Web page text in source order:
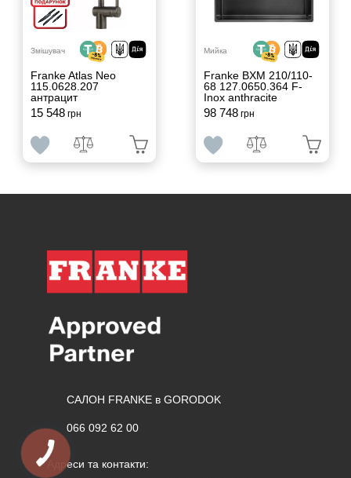
Змішувач
Franke Atlas Neo
115.0628.207
антрацит
15 548грн
Мийка
Franke BXM 210/110-
68 127.0650.364 F-
Inox anthracite
98 748грн
САЛОН FRANKE в GORODOK
066 092 62 00
Адреси та контакти: